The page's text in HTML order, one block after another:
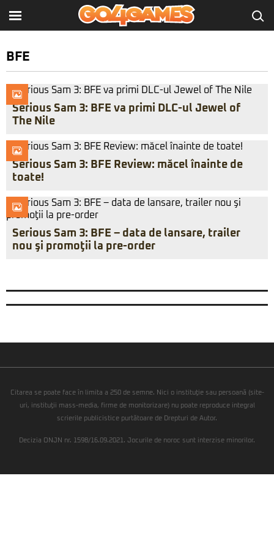
BFE
Serious Sam 3: BFE va primi DLC-ul Jewel of
The Nile
Serious Sam 3: BFE Review: măcel înainte de
toate!
Serious Sam 3: BFE – data de lansare, trailer
nou şi promoţii la pre-order
Citarea se poate face în limita a 250 de semne. Nici o instituţie sau persoană (site-
uri, instituţii mass-media, firme de monitorizare) nu poate reproduce integral
scrierile publicistice purtătoare de Drepturi de Autor.
Decizia ONJN nr. 1598/16.09.2021. Jocurile de noroc sunt interzise minorilor.